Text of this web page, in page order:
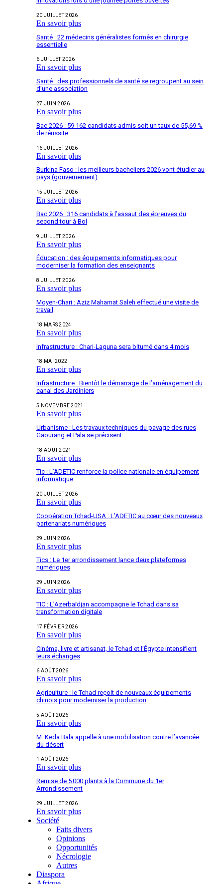
20 JUILLET 2026
En savoir plus
Santé : 22 médecins généralistes formés en chirurgie
essentielle
6 JUILLET 2026
En savoir plus
Santé : des professionnels de santé se regroupent au sein
d’une association
27 JUIN 2026
En savoir plus
Bac 2026 : 59 162 candidats admis soit un taux de 55,69 %
de réussite
16 JUILLET 2026
En savoir plus
Burkina Faso : les meilleurs bacheliers 2026 vont étudier au
pays (gouvernement)
15 JUILLET 2026
En savoir plus
Bac 2026 : 316 candidats à l’assaut des épreuves du
second tour à Bol
9 JUILLET 2026
En savoir plus
Éducation : des équipements informatiques pour
moderniser la formation des enseignants
8 JUILLET 2026
En savoir plus
Moyen-Chari : Aziz Mahamat Saleh effectué une visite de
travail
18 MARS 2024
En savoir plus
Infrastructure : Chari-Laguna sera bitumé dans 4 mois
18 MAI 2022
En savoir plus
Infrastructure : Bientôt le démarrage de l’aménagement du
canal des Jardiniers
5 NOVEMBRE 2021
En savoir plus
Urbanisme : Les travaux techniques du pavage des rues
Gaourang et Pala se précisent
18 AOÛT 2021
En savoir plus
Tic : L’ADETIC renforce la police nationale en équipement
informatique
20 JUILLET 2026
En savoir plus
Coopération Tchad-USA : L’ADETIC au cœur des nouveaux
partenariats numériques
29 JUIN 2026
En savoir plus
Tics : Le 1er arrondissement lance deux plateformes
numériques
29 JUIN 2026
En savoir plus
TIC : L’Azerbaïdjan accompagne le Tchad dans sa
transformation digitale
17 FÉVRIER 2026
En savoir plus
Cinéma, livre et artisanat, le Tchad et l’Égypte intensifient
leurs échanges
6 AOÛT 2026
En savoir plus
Agriculture : le Tchad reçoit de nouveaux équipements
chinois pour moderniser la production
5 AOÛT 2026
En savoir plus
M. Keda Bala appelle à une mobilisation contre l’avancée
du désert
1 AOÛT 2026
En savoir plus
Remise de 5 000 plants à la Commune du 1er
Arrondissement
29 JUILLET 2026
En savoir plus
Société
Faits divers
Opinions
Opportunités
Nécrologie
Autres
Diaspora